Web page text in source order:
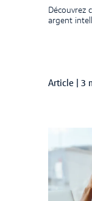
Découvrez
argent
Article 3